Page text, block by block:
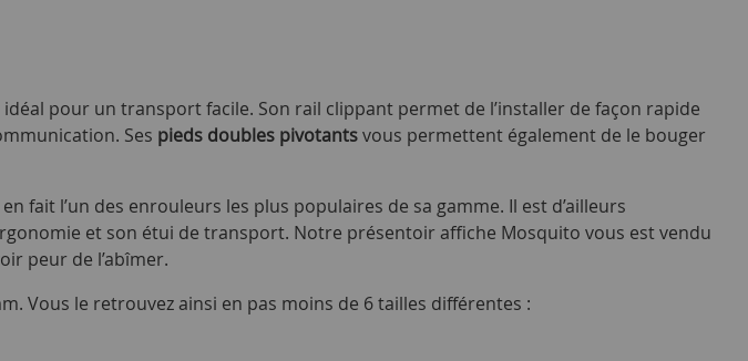
pour un transport facile. Son rail clippant permet de l’installer de façon rapide
Ses pieds doubles pivotantsvous permettent également de le bouger
fait l’un des enrouleurs les plus populaires de sa gamme. Il est d’ailleurs
et son étui de transport. Notre présentoir affiche Mosquito vous est vendu
peur de l’abîmer.
Vous le retrouvez ainsi en pas moins de 6 tailles différentes :